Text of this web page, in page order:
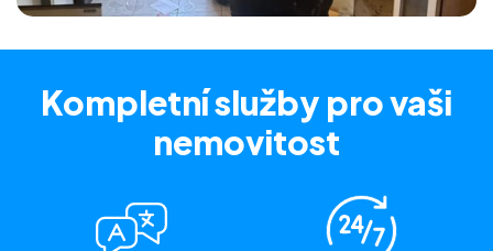
Kompletní služby pro vaši
nemovitost